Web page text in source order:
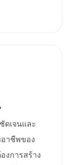
ดเจนและ
าชีพของ
งการสร้าง